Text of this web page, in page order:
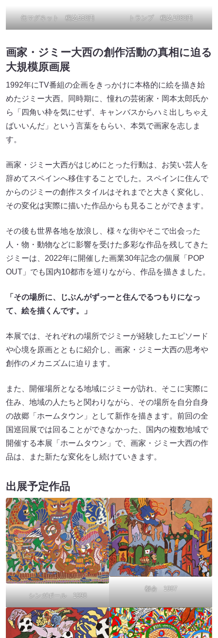
缶マグネット 税込550円 トランプ 税込1980円
画家・ジミー大西の創作活動の真相に迫る
大規模原画展
1992年にTV番組の企画をきっかけに本格的に絵を描き始
めたジミー大西。同時期に、憧れの芸術家・岡本太郎氏か
ら「四角い枠を気にせず、キャンバスからハミ出しちゃえ
ばいいんだ」という言葉をもらい、本気で画家を志しま
す。
画家・ジミー大西がはじめにとった行動は、お笑い芸人を
辞めてスペインへ移住することでした。スペインに住んで
からのジミーの創作スタイルはそれまでと大きく変化し、
その変化は実際に描いた作品からも見ることができます。
その後も世界各地を放浪し、様々な街やそこで出会った
人・物・動物などに影響を受けた多彩な作品を残してきた
ジミーは、2022年に開催した画業30年記念の個展「POP
OUT」でも国内10都市を巡りながら、作品を描きました。
「その場所に、じぶんがずっーと住んでるつもりになっ
て、絵を描くんです。」
本展では、それぞれの場所でジミーが経験したエピソード
や心境を原画とともに紹介し、画家・ジミー大西の思考や
創作のメカニズムに迫ります。
また、開催場所となる地域にジミーが訪れ、そこに実際に
住み、地域の人たちと関わりながら、その場所を自分自身
の故郷「ホームタウン」として新作を描きます。前回の全
国巡回展では回ることができなかった、国内の複数地域で
開催する本展「ホームタウン」で、画家・ジミー大西の作
品は、また新たな変化をし続けていきます。
出展予定作品
シンガポール 1998
都会 1997